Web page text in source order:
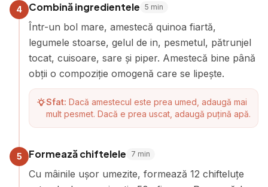
4 Combină ingredientele 5 min
Într-un bol mare, amestecă quinoa fiartă,
legumele stoarse, gelul de in, pesmetul, pătrunjel
tocat, cuisoare, sare și piper. Amestecă bine până
obții o compoziție omogenă care se lipește.
Sfat: Dacă amestecul este prea umed, adaugă mai
mult pesmet. Dacă e prea uscat, adaugă puțină apă.
5 Formează chiftelele 7 min
Cu mâinile ușor umezite, formează 12 chifteluțe